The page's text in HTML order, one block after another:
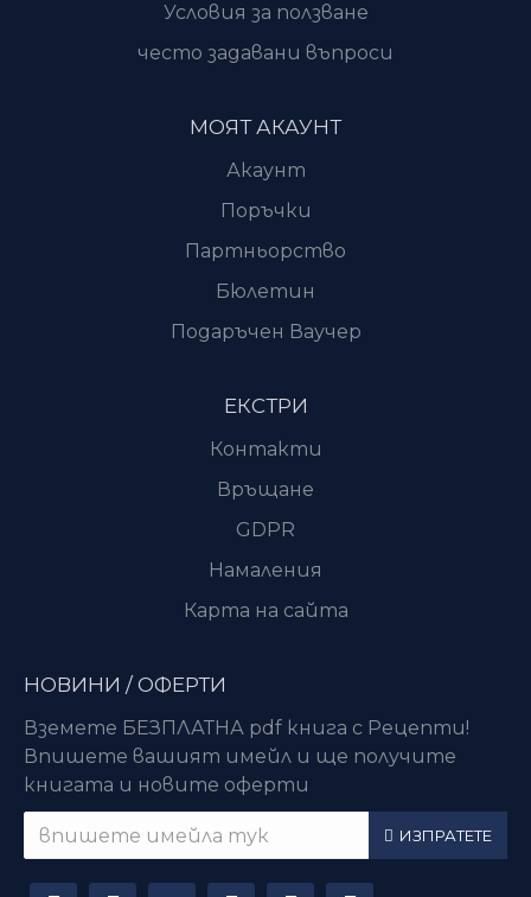
Условия за ползване
често задавани въпроси
МОЯТ АКАУНТ
Акаунт
Поръчки
Партньорство
Бюлетин
Подаръчен Ваучер
ЕКСТРИ
Контакти
Връщане
GDPR
Намаления
Карта на сайта
НОВИНИ / ОФЕРТИ
Вземете БЕЗПЛАТНА pdf книга с Рецепти!
Впишете вашият имейл и ще получите
книгата и новите оферти
ИЗПРАТЕТЕ